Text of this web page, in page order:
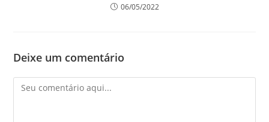
06/05/2022
Deixe um comentário